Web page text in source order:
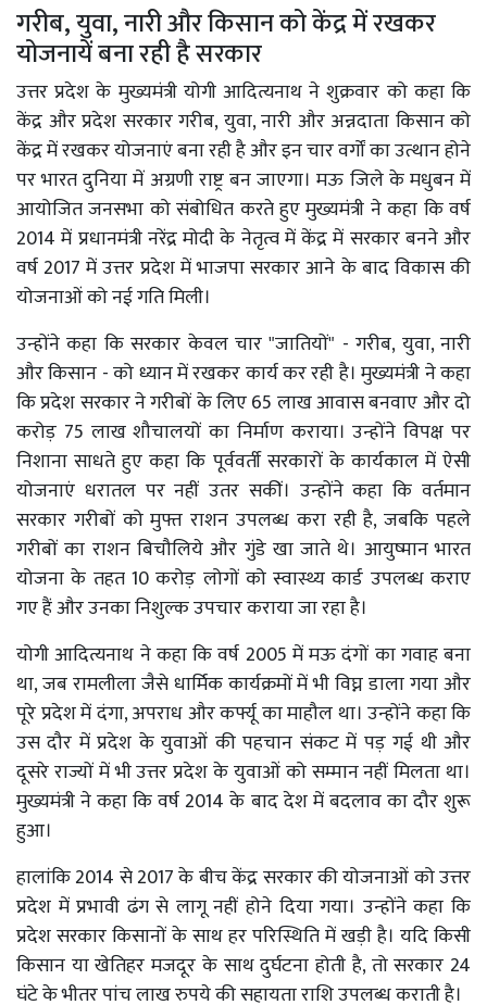
गरीब, युवा, नारी और किसान को केंद्र में रखकर
योजनायें बना रही है सरकार
उत्तर प्रदेश के मुख्यमंत्री योगी आदित्यनाथ ने शुक्रवार को कहा कि
केंद्र और प्रदेश सरकार गरीब, युवा, नारी और अन्नदाता किसान को
केंद्र में रखकर योजनाएं बना रही है और इन चार वर्गों का उत्थान होने
पर भारत दुनिया में अग्रणी राष्ट्र बन जाएगा। मऊ जिले के मधुबन में
आयोजित जनसभा को संबोधित करते हुए मुख्यमंत्री ने कहा कि वर्ष
2014 में प्रधानमंत्री नरेंद्र मोदी के नेतृत्व में केंद्र में सरकार बनने और
वर्ष 2017 में उत्तर प्रदेश में भाजपा सरकार आने के बाद विकास की
योजनाओं को नई गति मिली।
उन्होंने कहा कि सरकार केवल चार "जातियों" - गरीब, युवा, नारी
और किसान - को ध्यान में रखकर कार्य कर रही है। मुख्यमंत्री ने कहा
कि प्रदेश सरकार ने गरीबों के लिए 65 लाख आवास बनवाए और दो
करोड़ 75 लाख शौचालयों का निर्माण कराया। उन्होंने विपक्ष पर
निशाना साधते हुए कहा कि पूर्ववर्ती सरकारों के कार्यकाल में ऐसी
योजनाएं धरातल पर नहीं उतर सकीं। उन्होंने कहा कि वर्तमान
सरकार गरीबों को मुफ्त राशन उपलब्ध करा रही है, जबकि पहले
गरीबों का राशन बिचौलिये और गुंडे खा जाते थे। आयुष्मान भारत
योजना के तहत 10 करोड़ लोगों को स्वास्थ्य कार्ड उपलब्ध कराए
गए हैं और उनका निशुल्क उपचार कराया जा रहा है।
योगी आदित्यनाथ ने कहा कि वर्ष 2005 में मऊ दंगों का गवाह बना
था, जब रामलीला जैसे धार्मिक कार्यक्रमों में भी विघ्न डाला गया और
पूरे प्रदेश में दंगा, अपराध और कर्फ्यू का माहौल था। उन्होंने कहा कि
उस दौर में प्रदेश के युवाओं की पहचान संकट में पड़ गई थी और
दूसरे राज्यों में भी उत्तर प्रदेश के युवाओं को सम्मान नहीं मिलता था।
मुख्यमंत्री ने कहा कि वर्ष 2014 के बाद देश में बदलाव का दौर शुरू
हुआ।
हालांकि 2014 से 2017 के बीच केंद्र सरकार की योजनाओं को उत्तर
प्रदेश में प्रभावी ढंग से लागू नहीं होने दिया गया। उन्होंने कहा कि
प्रदेश सरकार किसानों के साथ हर परिस्थिति में खड़ी है। यदि किसी
किसान या खेतिहर मजदूर के साथ दुर्घटना होती है, तो सरकार 24
घंटे के भीतर पांच लाख रुपये की सहायता राशि उपलब्ध कराती है।